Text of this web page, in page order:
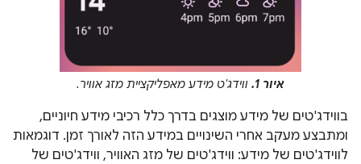
איור 1. ווידג'ט מידע מאפליקציית מזג אוויר.
בווידג'טים של מידע מוצגים בדרך כלל רכיבי מידע חיוניים,
ומתבצע מעקב אחרי השינויים במידע הזה לאורך זמן. דוגמאות
לווידג'טים של מידע: ווידג'טים של מזג האוויר, ווידג'טים של